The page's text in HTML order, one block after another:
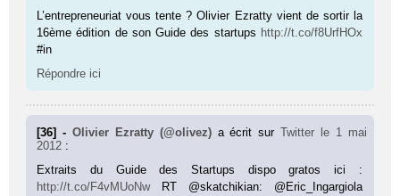
L’entrepreneuriat vous tente ? Olivier Ezratty vient de sortir la
16ème édition de son Guide des startups http://t.co/f8UrfHOx
#in
Répondre ici
[36] - Olivier Ezratty (@olivez) a écrit surTwitter
le 1 mai
2012 :
Extraits du Guide des Startups dispo gratos ici :
http://t.co/F4vMUoNwRT @skatchikian: @Eric_Ingargiola